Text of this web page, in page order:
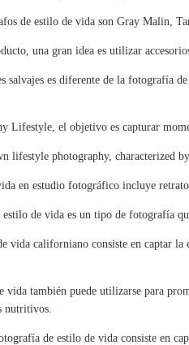
de estilo de vida son Gray Malin,
una gran idea es utilizar
salvajes es diferente de la fotografía
Lifestyle, el objetivo es capturar
lifestyle photography, characterized
en estudio fotográfico incluye
de vida es un tipo de fotografía
vida californiano consiste en captar
también puede utilizarse para
nutritivos.
de estilo de vida consiste en